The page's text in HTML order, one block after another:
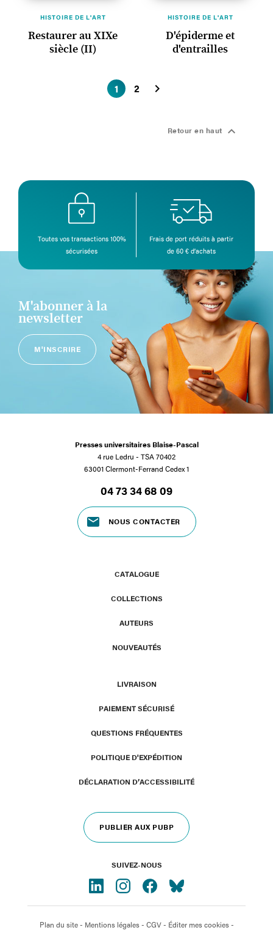
HISTOIRE DE L'ART
Restaurer au XIXe
siècle (II)
HISTOIRE DE L'ART
D'épiderme et
d'entrailles
1 2 
Retour en haut 
Toutes vos transactions 100%
sécurisées
Frais de port réduits à partir
de 60 € d’achats
M'abonner à la
newsletter
M'INSCRIRE
Presses universitaires Blaise-Pascal
4 rue Ledru - TSA 70402
63001 Clermont-Ferrand Cedex 1
04 73 34 68 09
NOUS CONTACTER
CATALOGUE
COLLECTIONS
AUTEURS
NOUVEAUTÉS
LIVRAISON
PAIEMENT SÉCURISÉ
QUESTIONS FRÉQUENTES
POLITIQUE D'EXPÉDITION
DÉCLARATION D’ACCESSIBILITÉ
PUBLIER AUX PUBP
SUIVEZ-NOUS
Plan du site- Mentions légales- CGV- Éditer mes cookies-